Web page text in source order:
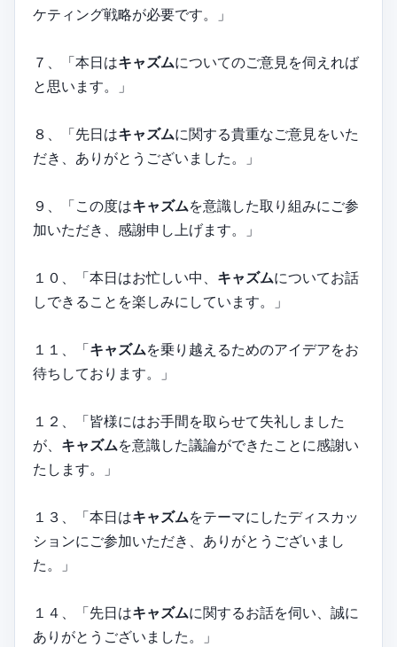
ケティング戦略が必要です。」
７、「本日はキャズムについてのご意見を伺えれば
と思います。」
８、「先日はキャズムに関する貴重なご意見をいた
だき、ありがとうございました。」
９、「この度はキャズムを意識した取り組みにご参
加いただき、感謝申し上げます。」
１０、「本日はお忙しい中、 キャズムについてお話
しできることを楽しみにしています。」
１１、「キャズムを乗り越えるためのアイデアをお
待ちしております。」
１２、「皆様にはお手間を取らせて失礼しました
が、 キャズムを意識した議論ができたことに感謝い
たします。」
１３、「本日はキャズムをテーマにしたディスカッ
ションにご参加いただき、ありがとうございまし
た。」
１４、「先日はキャズムに関するお話を伺い、誠に
ありがとうございました。」